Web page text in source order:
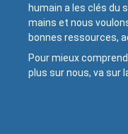
humain a les clés du
mains et nous
bonnes ressources,
Pour mieux
plus sur nous, va sur